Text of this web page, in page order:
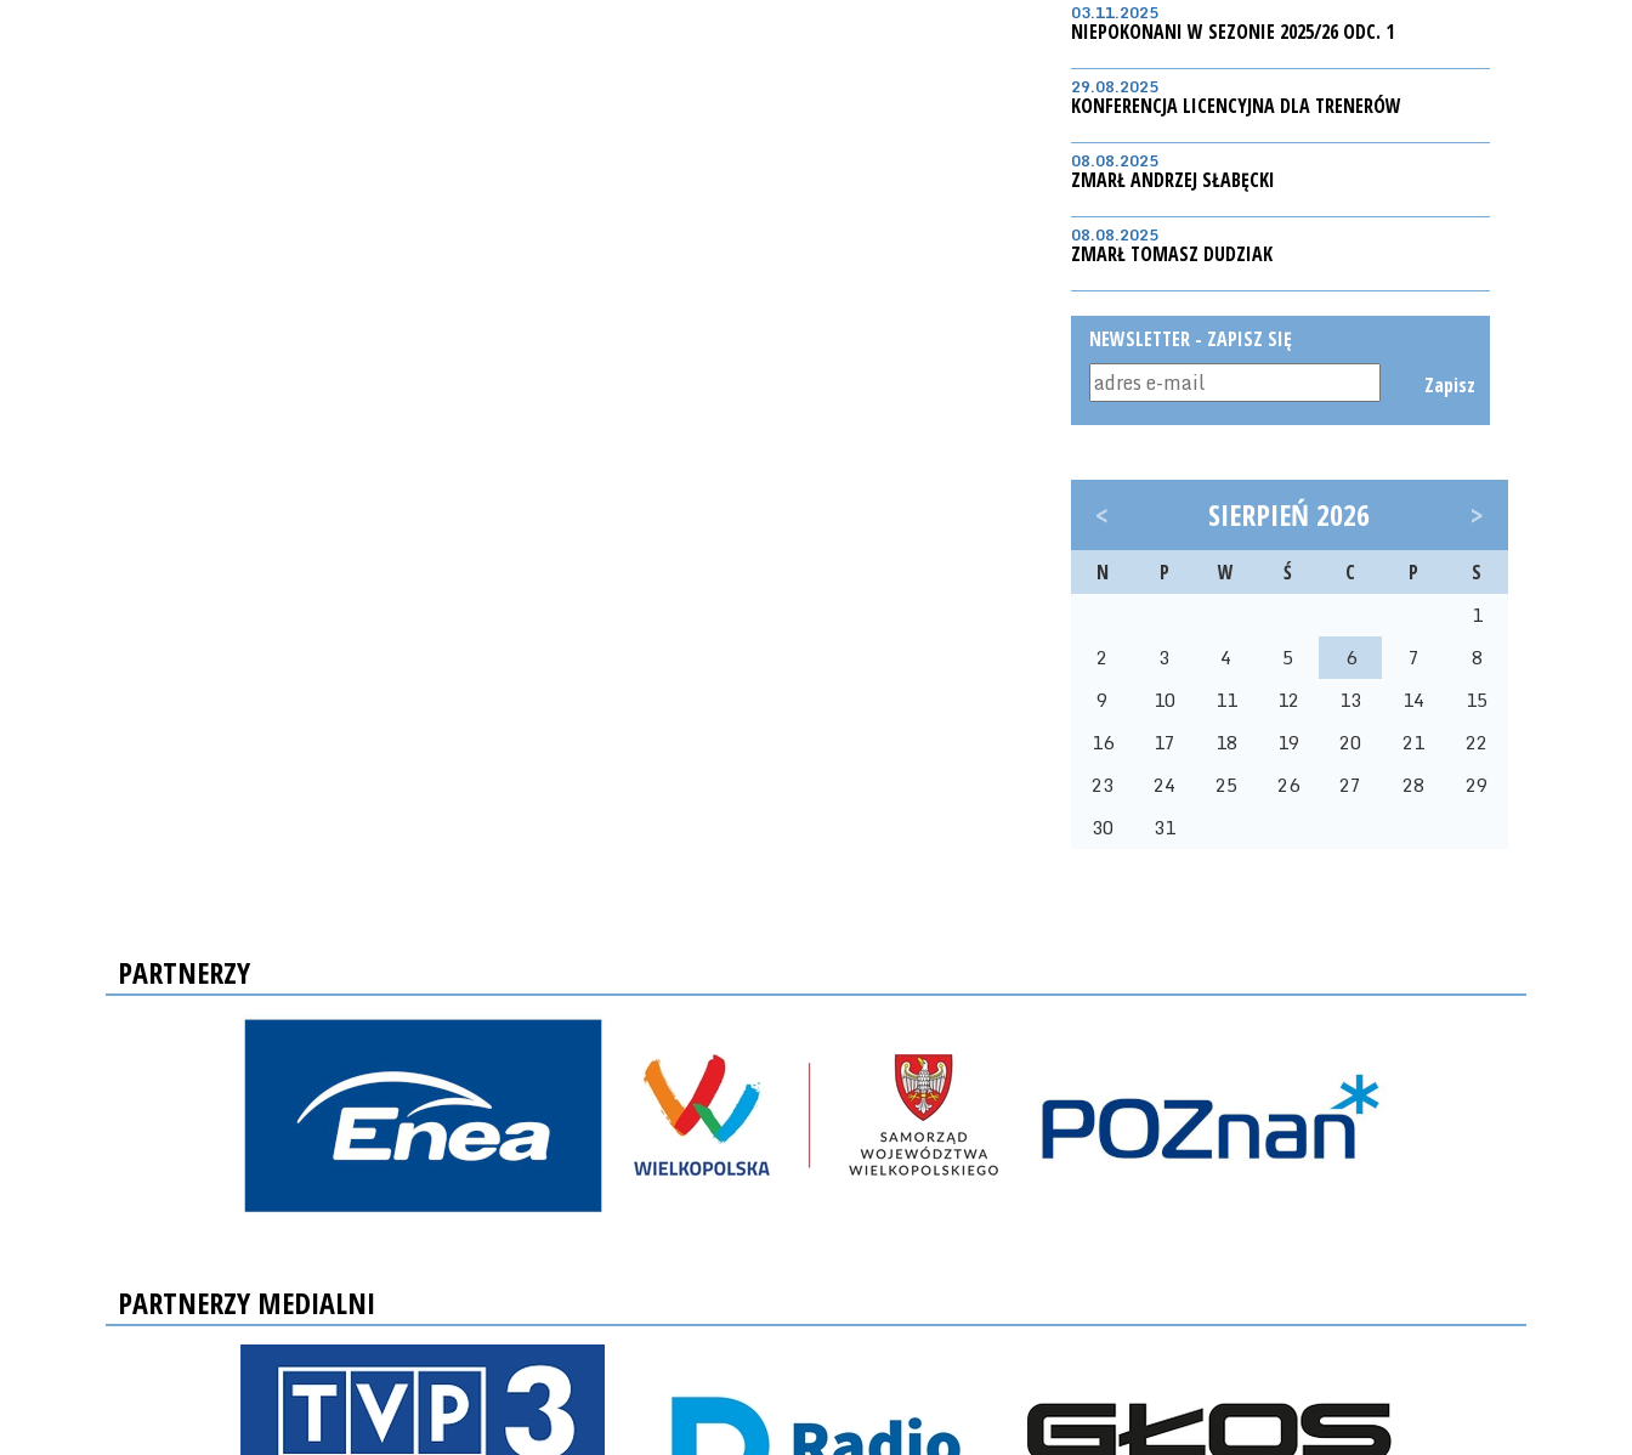
03.11.2025
NIEPOKONANI W SEZONIE 2025/26 ODC. 1
29.08.2025
KONFERENCJA LICENCYJNA DLA TRENERÓW
08.08.2025
ZMARŁ ANDRZEJ SŁABĘCKI
08.08.2025
ZMARŁ TOMASZ DUDZIAK
NEWSLETTER - ZAPISZ SIĘ
Zapisz
< SIERPIEŃ 2026 >
N P W Ś C P S
1
2
3 4 5 6 7
8
9
10 11 12 13 14
15
16
17 18 19 20 21
22
23
24 25 26 27 28
29
30
31
PARTNERZY
PARTNERZY MEDIALNI